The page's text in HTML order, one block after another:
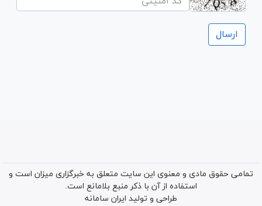
تمامی حقوق مادی و معنوی این سایت متعلق به خبرگزاری میزان است و
استفاده از آن با ذکر منبع بلامانع است.
طراحی و تولید ایران سامانه